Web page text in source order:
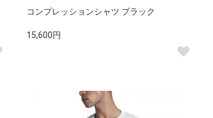
コンプレッションシャツ ブラック
15,600円